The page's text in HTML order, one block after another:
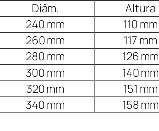
Diâm. Altura
240 mm 110 mm
260 mm 117 mm
280 mm 126 mm
300 mm 140 mm
320 mm 151 mm
340 mm 158 mm